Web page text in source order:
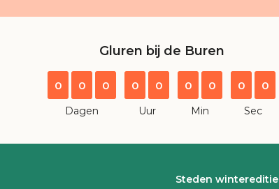
Gluren bij de Buren
0 0 0
Dagen
0 0
Uur
0 0
Min
0 0
Sec
Steden wintereditie